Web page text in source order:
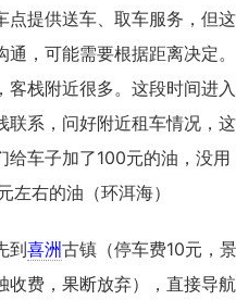
点提供送车、取车服务，但
通，可能需要根据距离决定
客栈附近很多。这段时间进
联系，问好附近租车情况，
给车子加了100元的油，没用
左右的油（环洱海）
到喜洲古镇（停车费10元，
收费，果断放弃），直接导